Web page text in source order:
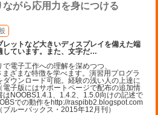
がら応用力を身につける
ットなど大きいディスプレイを備えた端
しています。また、文字だ…
電子工作への理解を深めつつ、
ざまな特徴を学べます。演習用プログラ
ダウンロード可能。経験の浅い人の上達に
電子版にはサポートページで配布の追加情
はNOOBS1.4.1、1.4.2、1.5.0向けの記述で
での動作をhttp://raspibb2.blogspot.com
ルーバックス・2015年12月刊）